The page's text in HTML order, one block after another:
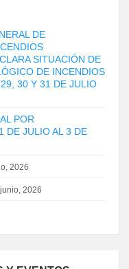
DE
SITUACIÓN DE
DE INCENDIOS
30 Y 31 DE JULIO
POR
DE JULIO AL 3 DE
2026
2026